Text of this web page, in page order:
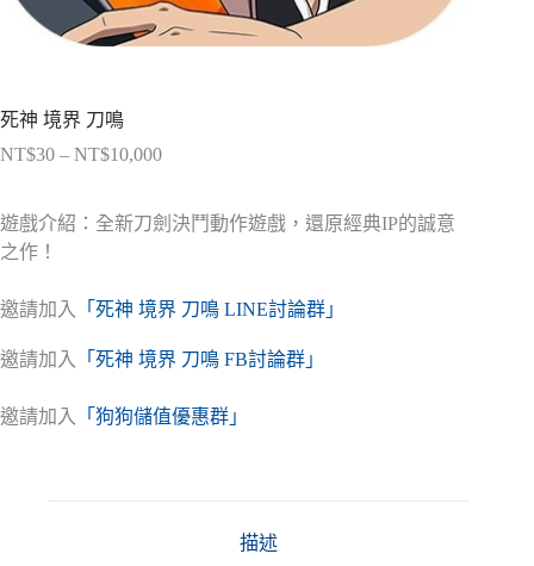
死神 境界 刀鳴
NT$30 – NT$10,000價
範
NT$10,000
遊戲介紹：全新刀劍決鬥動作遊戲，還原經典IP的誠意
之作！
邀請加入 「死神 境界 刀鳴 LINE討論群」
邀請加入 「死神 境界 刀鳴 FB討論群」
邀請加入 「狗狗儲值優惠群」
描述